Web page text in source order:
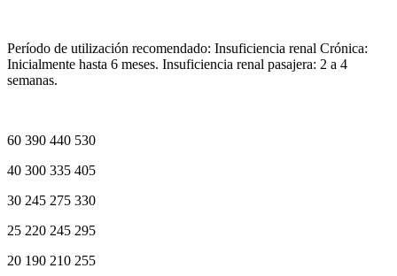
Período de utilización recomendado: Insuficiencia renal Crónica:
Inicialmente hasta 6 meses. Insuficiencia renal pasajera: 2 a 4
semanas.
60 390 440 530
40 300 335 405
30 245 275 330
25 220 245 295
20 190 210 255